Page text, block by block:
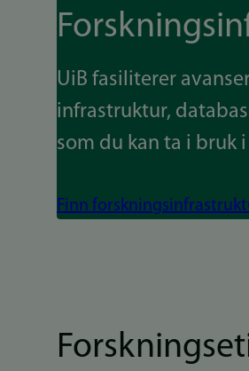
UiB fasiliterer
infrastruktur,
som du kan ta i bruk
Finn